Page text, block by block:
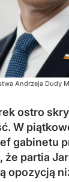
Andrzeja Dudy
ostro
W
gabinetu
że partia
opozycją